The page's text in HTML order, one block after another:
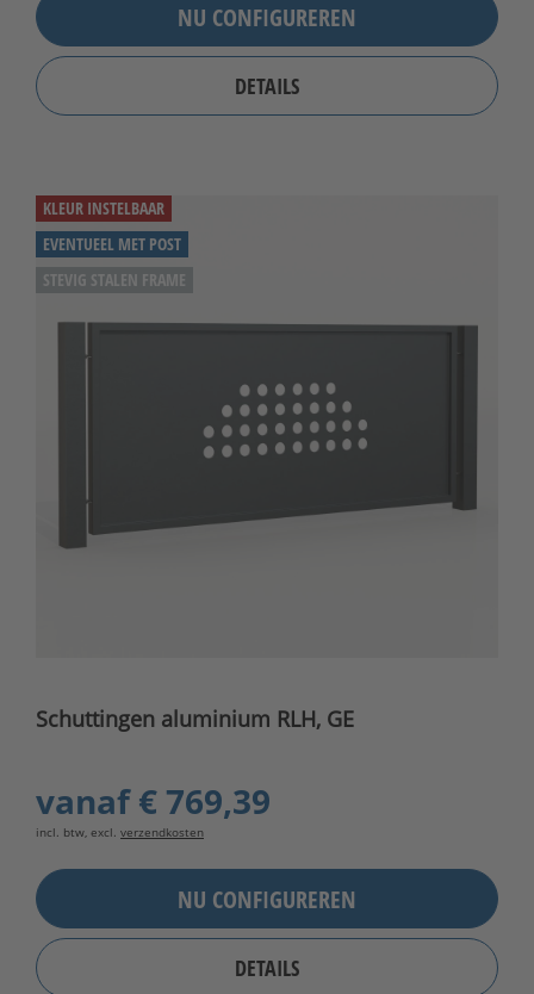
NU CONFIGUREREN
DETAILS
KLEUR INSTELBAAR
EVENTUEEL MET POST
STEVIG STALEN FRAME
Schuttingen aluminium RLH, GE
vanaf€ 769,39
incl. btw, excl. verzendkosten
NU CONFIGUREREN
DETAILS